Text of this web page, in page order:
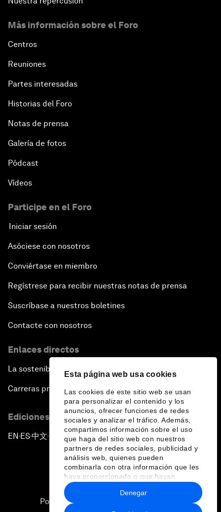
Esta página web usa cookies
Las cookies de este sitio web se usan
para personalizar el contenido y los
anuncios, ofrecer funciones de redes
sociales y analizar el tráfico. Además,
compartimos información sobre el uso
que haga del sitio web con nuestros
partners de redes sociales, publicidad y
análisis web, quienes pueden
combinarla con otra información que les
haya proporcionado o que hayan
recopilado a partir del uso que haya
hecho de sus servicios.
Denegar
Más información sobre el Foro
Centros
Reuniones
Partes interesadas
Historias del Foro
Notas de prensa
Galería de fotos
Pódcast
Vídeos
Participe en el Foro
Iniciar sesión
Asóciese con nosotros
Conviértase en miembro
Regístrese para recibir nuestras notas de prensa
Suscríbase a nuestros boletines
Contacte con nosotros
Enlaces directos
La sostenibilidad en el Foro
Carreras profesionales
Ediciones en otros idiomas
EN ▪ES▪中文▪ 日本語
Política de privacidad y normas de uso